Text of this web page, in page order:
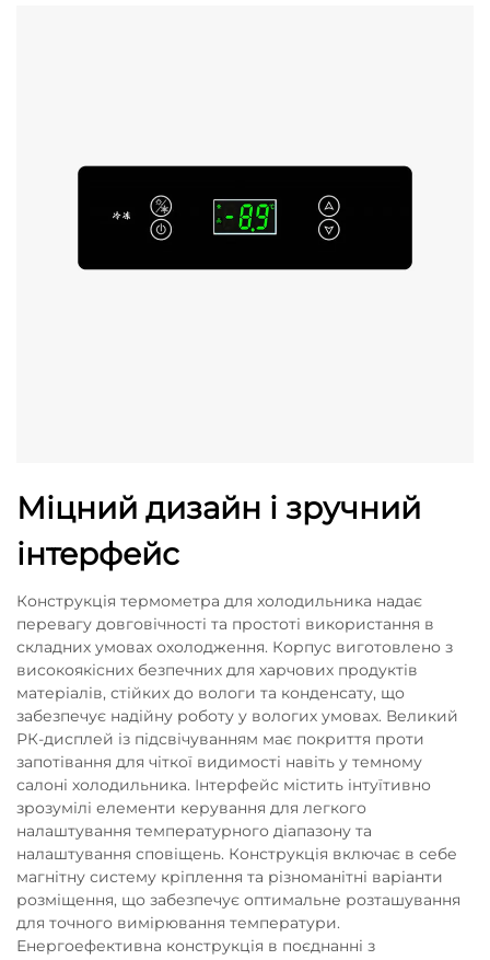
Міцний дизайн і зручний
інтерфейс
Конструкція термометра для холодильника надає
перевагу довговічності та простоті використання в
складних умовах охолодження. Корпус виготовлено з
високоякісних безпечних для харчових продуктів
матеріалів, стійких до вологи та конденсату, що
забезпечує надійну роботу у вологих умовах. Великий
РК-дисплей із підсвічуванням має покриття проти
запотівання для чіткої видимості навіть у темному
салоні холодильника. Інтерфейс містить інтуїтивно
зрозумілі елементи керування для легкого
налаштування температурного діапазону та
налаштування сповіщень. Конструкція включає в себе
магнітну систему кріплення та різноманітні варіанти
розміщення, що забезпечує оптимальне розташування
для точного вимірювання температури.
Енергоефективна конструкція в поєднанні з